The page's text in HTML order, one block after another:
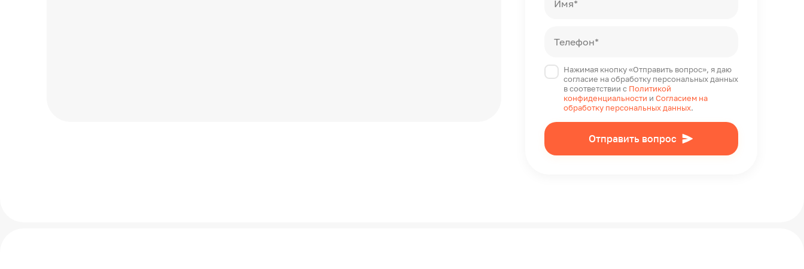
Имя*
Телефон*
Нажимая кнопку «Отправить вопрос», я даю
согласие на обработку персональных данных
в соответствии с Политикой
конфиденциальности и Согласием на
обработку персональных данных.
Отправить вопрос